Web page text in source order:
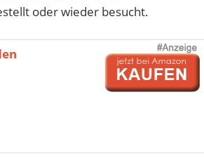
oder wieder besucht.